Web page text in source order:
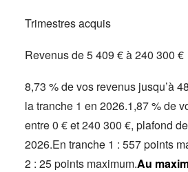
Trimestres acquis
Revenus de 5 409 € à 240 300 €
8,73 % de vos revenus jusqu’à
la tranche 1 en 2026.1,87 % de
entre 0 € et 240 300 €, plafond
2026.En tranche 1 : 557 points
2 : 25 points maximum.Au